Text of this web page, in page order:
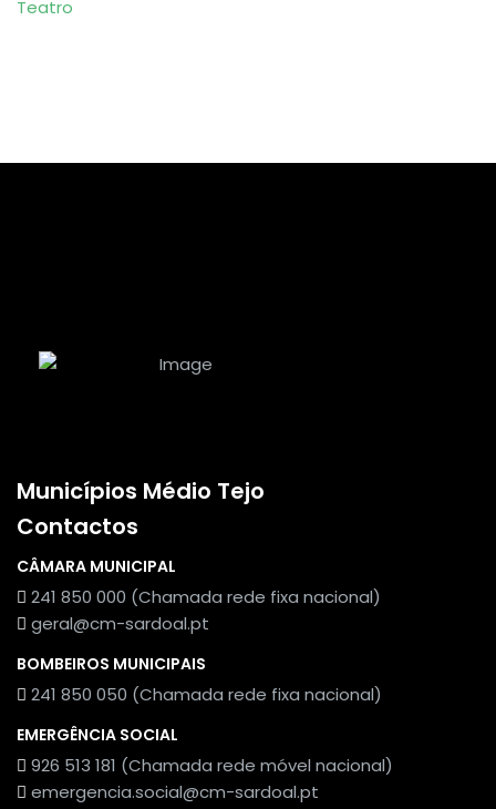
Teatro
Municípios Médio Tejo
Contactos
CÂMARA MUNICIPAL
241 850 000 (Chamada rede fixa nacional)
geral@cm-sardoal.pt
BOMBEIROS MUNICIPAIS
241 850 050 (Chamada rede fixa nacional)
EMERGÊNCIA SOCIAL
926 513 181 (Chamada rede móvel nacional)
emergencia.social@cm-sardoal.pt